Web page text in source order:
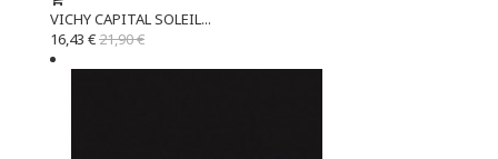
VICHY CAPITAL SOLEIL...
16,43 €21,90 €